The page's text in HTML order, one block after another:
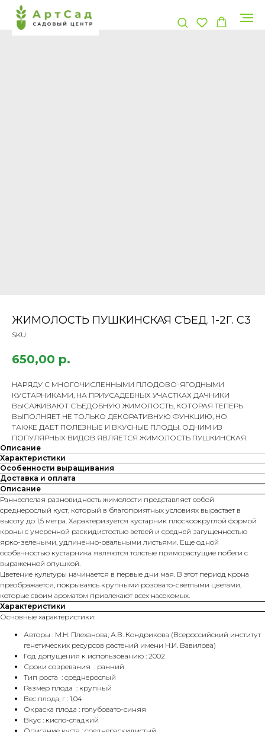
ЖИМОЛОСТЬ ПУШКИНСКАЯ СЪЕД. 1-2Г. С3
SKU:
650,00 р.
НАРЯДУ С МНОГОЧИСЛЕННЫМИ ПЛОДОВО-ЯГОДНЫМИ
КУСТАРНИКАМИ, НА ПРИУСАДЕБНЫХ УЧАСТКАХ ДАЧНИКИ
ВЫСАЖИВАЮТ СЪЕДОБНУЮ ЖИМОЛОСТЬ, КОТОРАЯ ТЕПЕРЬ
ВЫПОЛНЯЕТ НЕ ТОЛЬКО ДЕКОРАТИВНУЮ ФУНКЦИЮ, НО
ТАКЖЕ ДАЕТ ПОЛЕЗНЫЕ И ВКУСНЫЕ ПЛОДЫ. ОДНИМ ИЗ
ПОПУЛЯРНЫХ ВИДОВ ЯВЛЯЕТСЯ ЖИМОЛОСТЬ ПУШКИНСКАЯ.
Описание
Характеристики
Особенности выращивания
Доставка и оплата
Описание
Раннеспелая разновидность жимолости представляет собой
среднерослый куст, который в благоприятных условиях вырастает в
высоту до 1,5 метра. Характеризуется кустарник плоскоокруглой формой
кроны с умеренной раскидистостью ветвей и средней загущенностью
ярко-зелеными, удлиненно-овальными листьями. Еще одной
особенностью кустарника являются толстые пряморастущие побеги с
выраженной опушкой.
Цветение культуры начинается в первые дни мая. В этот период крона
преображается, покрываясь крупными розовато-светлыми цветами,
которые своим ароматом привлекают всех насекомых.
Характеристики
Основные характеристики:
Авторы : М.Н. Плеханова, А.В. Кондрикова (Всероссийский институт
генетических ресурсов растений имени Н.И. Вавилова)
Год допущения к использованию : 2002
Сроки созревания : ранний
Тип роста : среднерослый
Размер плода : крупный
Вес плода, г : 1,04
Окраска плода : голубовато-синяя
Вкус : кисло-сладкий